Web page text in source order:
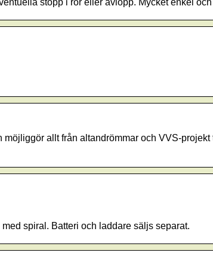
allt från altandrömmar och VVS-
spiral. Batteri och laddare säljs separat.